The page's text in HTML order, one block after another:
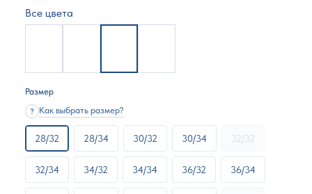
Все цвета
Размер
? Как выбрать размер?
28/32 28/34 30/32 30/34 32/32
32/34 34/32 34/34 36/32 36/34